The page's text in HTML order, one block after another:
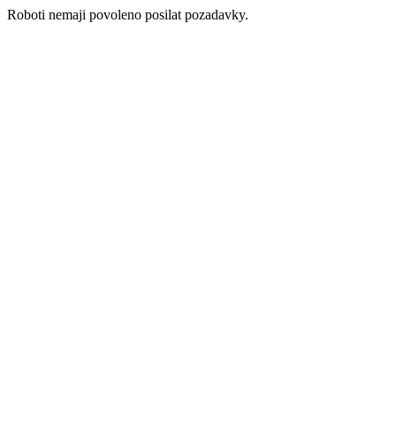
Roboti nemaji povoleno posilat pozadavky.